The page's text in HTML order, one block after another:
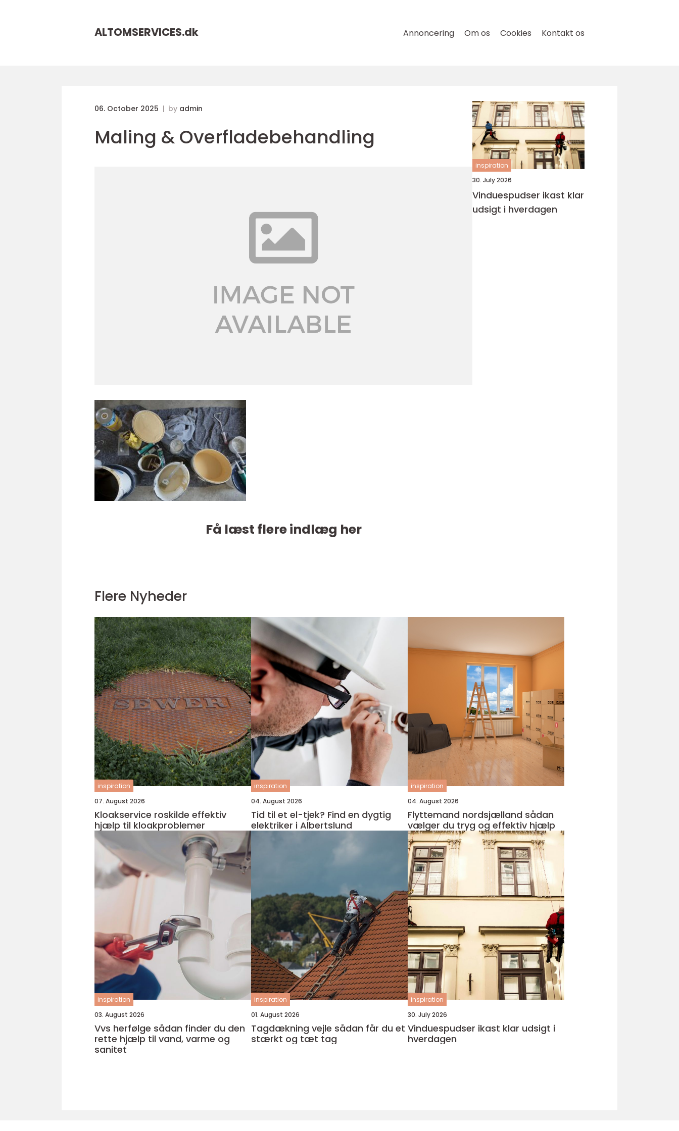
ALTOMSERVICES.dk Annoncering Om os Cookies Kontakt os
06. October 2025 by admin
Maling & Overfladebehandling
Få læst flere indlæg her
inspiration
30. July 2026
Vinduespudser ikast klar
udsigt i hverdagen
Flere Nyheder
inspiration
07. August 2026
Kloakservice roskilde effektiv
hjælp til kloakproblemer
inspiration
04. August 2026
Tid til et el-tjek? Find en dygtig
elektriker i Albertslund
inspiration
04. August 2026
Flyttemand nordsjælland sådan
vælger du tryg og effektiv hjælp
inspiration
03. August 2026
Vvs herfølge sådan finder du den
rette hjælp til vand, varme og
sanitet
inspiration
01. August 2026
Tagdækning vejle sådan får du et
stærkt og tæt tag
inspiration
30. July 2026
Vinduespudser ikast klar udsigt i
hverdagen